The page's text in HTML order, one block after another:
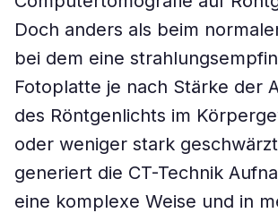
Doch anders als beim
bei dem eine
Fotoplatte je nach Stärke der
des Röntgenlichts im
oder weniger stark
generiert die CT-Technik
eine komplexe Weise und in